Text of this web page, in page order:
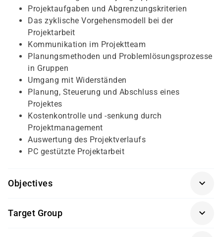
Projektaufgaben und Abgrenzungskriterien
Das zyklische Vorgehensmodell bei der
Projektarbeit
Kommunikation im Projektteam
Planungsmethoden und Problemlösungsprozesse
in Gruppen
Umgang mit Widerständen
Planung, Steuerung und Abschluss eines
Projektes
Kostenkontrolle und -senkung durch
Projektmanagement
Auswertung des Projektverlaufs
PC gestützte Projektarbeit
Objectives
folgende Vorkenntnisse mitbringen:
Target Group